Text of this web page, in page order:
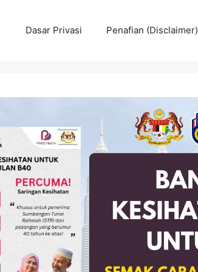
Dasar Privasi Penafian (Disclaimer)